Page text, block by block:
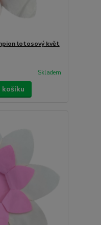
lotosový květ
Skladem